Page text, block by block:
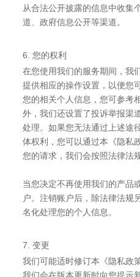
从合法公开披露的信息中收集
道、政府信息公开等渠道。
6. 您的权利
在您使用我们的服务期间，我
提供相应的操作设置，以便您
您的相关个人信息，您可参考
外，我们还设置了投诉举报渠
处理。如果您无法通过上述途
体权利，您可以通过本《隐私
您的请求，我们会按照法律法
当您决定不再使用我们的产品
户。注销账户后，除法律法规
名化处理您的个人信息。
7. 变更
我们可能适时修订本《隐私政